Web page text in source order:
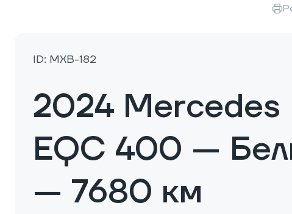
ID: MXB-182
2024 Mercedes
EQC 400 —
— 7680 км